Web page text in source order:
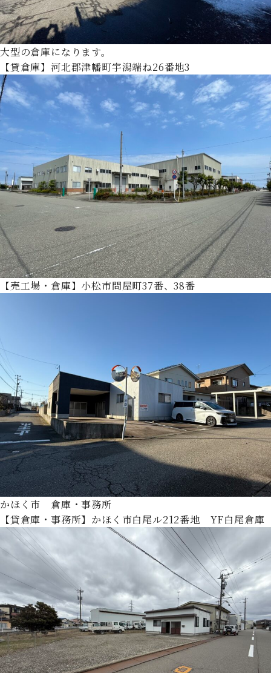
大型の倉庫になります。
【貸倉庫】河北郡津幡町宇潟端ね26番地3
【売工場・倉庫】小松市問屋町37番、38番
かほく市 倉庫・事務所
【貸倉庫・事務所】かほく市白尾ル212番地 YF白尾倉庫